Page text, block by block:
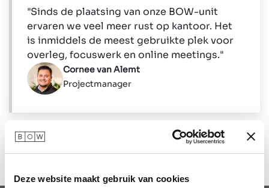
Deze website maakt gebruik van cookies
"Sinds de plaatsing van onze BOW-unit
ervaren we veel meer rust op kantoor. Het
is inmiddels de meest gebruikte plek voor
overleg, focuswerk en online meetings."
Cornee van Alemt
Projectmanager